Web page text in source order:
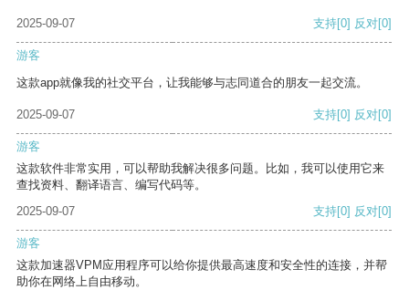
2025-09-07 支持[0] 反对[0]
游客
这款app就像我的社交平台，让我能够与志同道合的朋友一起交流。
2025-09-07 支持[0] 反对[0]
游客
这款软件非常实用，可以帮助我解决很多问题。比如，我可以使用它来
查找资料、翻译语言、编写代码等。
2025-09-07
支持[0] 反对[0]
游客
这款加速器VPM应用程序可以给你提供最高速度和安全性的连接，并帮
助你在网络上自由移动。